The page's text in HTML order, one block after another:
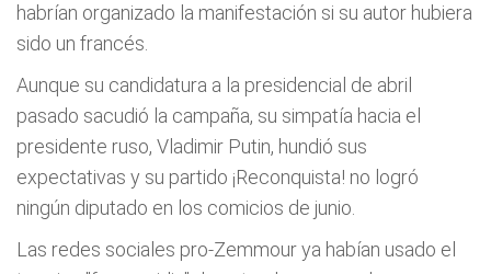
habrían organizado la manifestación si su autor hubiera
sido un francés.
Aunque su candidatura a la presidencial de abril
pasado sacudió la campaña, su simpatía hacia el
presidente ruso, Vladimir Putin, hundió sus
expectativas y su partido ¡Reconquista! no logró
ningún diputado en los comicios de junio.
Las redes sociales pro-Zemmour ya habían usado el